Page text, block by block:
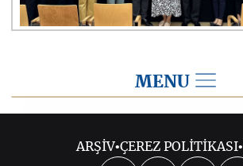
MENU
ARŞİV•ÇEREZ POLİTİKASI•